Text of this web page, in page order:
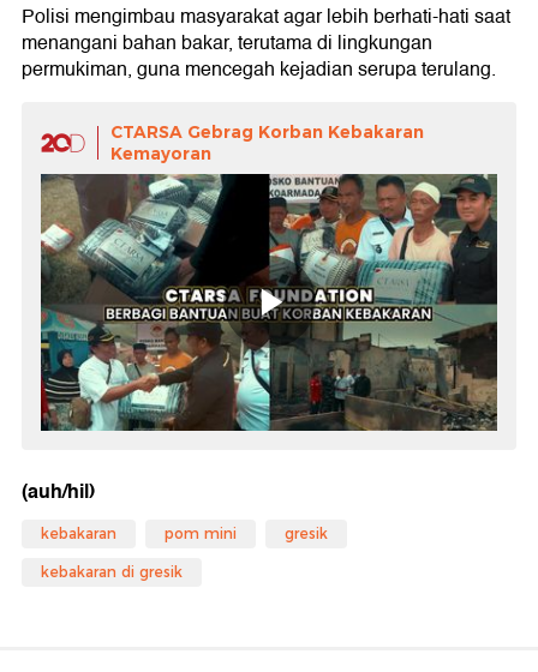
Polisi mengimbau masyarakat agar lebih berhati-hati saat
menangani bahan bakar, terutama di lingkungan
permukiman, guna mencegah kejadian serupa terulang.
CTARSA Gebrag Korban Kebakaran
Kemayoran
(auh/hil)
kebakaran pom mini gresik
kebakaran di gresik